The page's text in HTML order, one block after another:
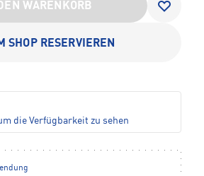
WARENKORB
SHOP RESERVIEREN
die Verfügbarkeit zu sehen